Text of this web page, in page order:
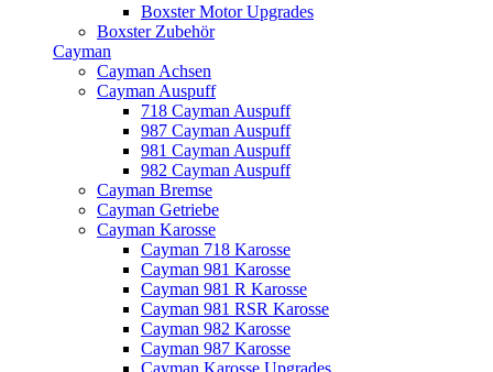
Boxster Motor Upgrades
Boxster Zubehör
Cayman
Cayman Achsen
Cayman Auspuff
718 Cayman Auspuff
987 Cayman Auspuff
981 Cayman Auspuff
982 Cayman Auspuff
Cayman Bremse
Cayman Getriebe
Cayman Karosse
Cayman 718 Karosse
Cayman 981 Karosse
Cayman 981 R Karosse
Cayman 981 RSR Karosse
Cayman 982 Karosse
Cayman 987 Karosse
Cayman Karosse Upgrades